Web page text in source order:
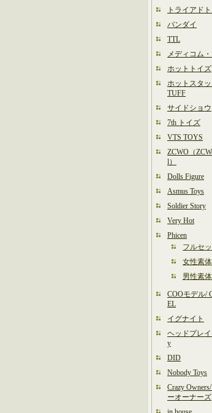
トライアド
バンダイ
TTL
メディコム
ホットトイズ
ホットスタ
TUFF
サイドショウ
7th トイズ
VTS TOYS
ZCWO（
l）
Dolls Figure
Asmus Toys
Soldier Story
Very Hot
Phicen
フルセ
女性素体
男性素体
COOモデル/
EL
イグナイト
ヘッドプレイ
y
DID
Nobody Toys
Crazy
ーオーナーズ